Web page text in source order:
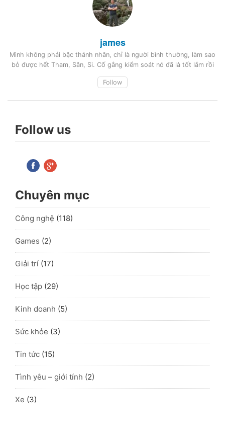
james
Mình không phải bậc thánh nhân, chỉ là người bình thường, làm sao
bỏ được hết Tham, Sân, Si. Cố gắng kiểm soát nó đã là tốt lắm rồi
Follow
Follow us
Chuyên mục
Công nghệ (118)
Games (2)
Giải trí (17)
Học tập (29)
Kinh doanh (5)
Sức khỏe (3)
Tin tức (15)
Tình yêu – giới tính (2)
Xe (3)